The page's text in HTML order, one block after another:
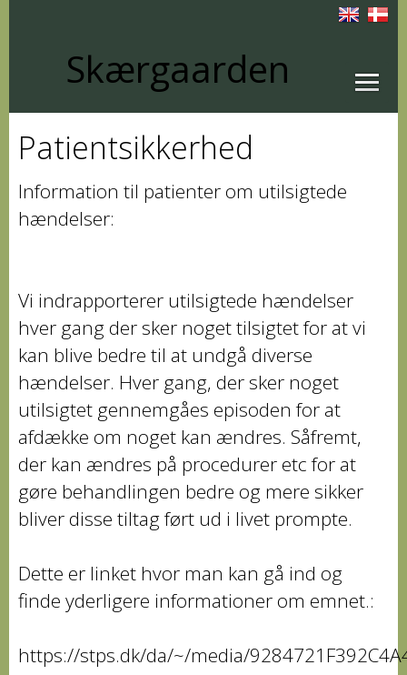
Skærgaarden
Patientsikkerhed
Information til patienter om utilsigtede
hændelser:
Vi indrapporterer utilsigtede hændelser
hver gang der sker noget tilsigtet for at vi
kan blive bedre til at undgå diverse
hændelser. Hver gang, der sker noget
utilsigtet gennemgåes episoden for at
afdække om noget kan ændres. Såfremt,
der kan ændres på procedurer etc for at
gøre behandlingen bedre og mere sikker
bliver disse tiltag ført ud i livet prompte.
Dette er linket hvor man kan gå ind og
finde yderligere informationer om emnet.:
https://stps.dk/da/~/media/